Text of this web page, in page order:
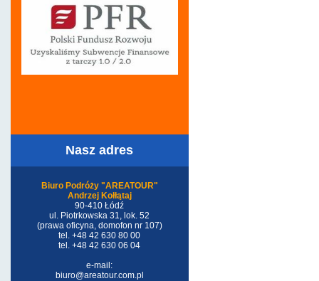
Nasz adres
Biuro Podróży "AREATOUR"
Andrzej Kołłątaj
90-410 Łódź
ul. Piotrkowska 31, lok. 52
(prawa oficyna, domofon nr 107)
tel. +48 42 630 80 00
tel. +48 42 630 06 04
e-mail:
biuro@areatour.com.pl